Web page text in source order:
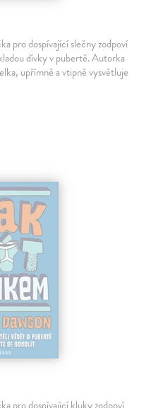
pro dospívající slečny zodpoví
dívky v pubertě. Autorka
upřímně a vtipně vysvětluje
pro dospívající kluky zodpoví